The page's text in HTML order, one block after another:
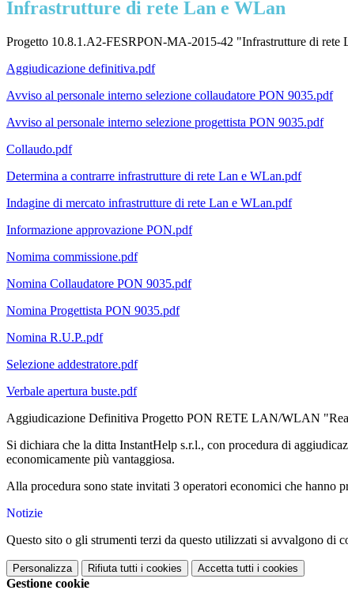
Infrastrutture di rete Lan e WLan
Progetto 10.8.1.A2-FESRPON-MA-2015-42 "Infrastrutture di
Aggiudicazione definitiva.pdf
Avviso al personale interno selezione collaudatore PON 9035.pdf
Avviso al personale interno selezione progettista PON 9035.pdf
Collaudo.pdf
Determina a contrarre infrastrutture di rete Lan e WLan.pdf
Indagine di mercato infrastrutture di rete Lan e WLan.pdf
Informazione approvazione PON.pdf
Nomima commissione.pdf
Nomina Collaudatore PON 9035.pdf
Nomina Progettista PON 9035.pdf
Nomina R.U.P..pdf
Selezione addestratore.pdf
Verbale apertura buste.pdf
Aggiudicazione Definitiva Progetto PON RETE LAN/WLAN
Si dichiara che la ditta InstantHelp s.r.l., con procedura di
economicamente più vantaggiosa.
Alla procedura sono state invitati 3 operatori economici che hanno
Notizie
Questo sito o gli strumenti terzi da questo utilizzati si avvalgono di
Personalizza Rifiuta tutti i cookies Accetta tutti i cookies
Gestione cookie